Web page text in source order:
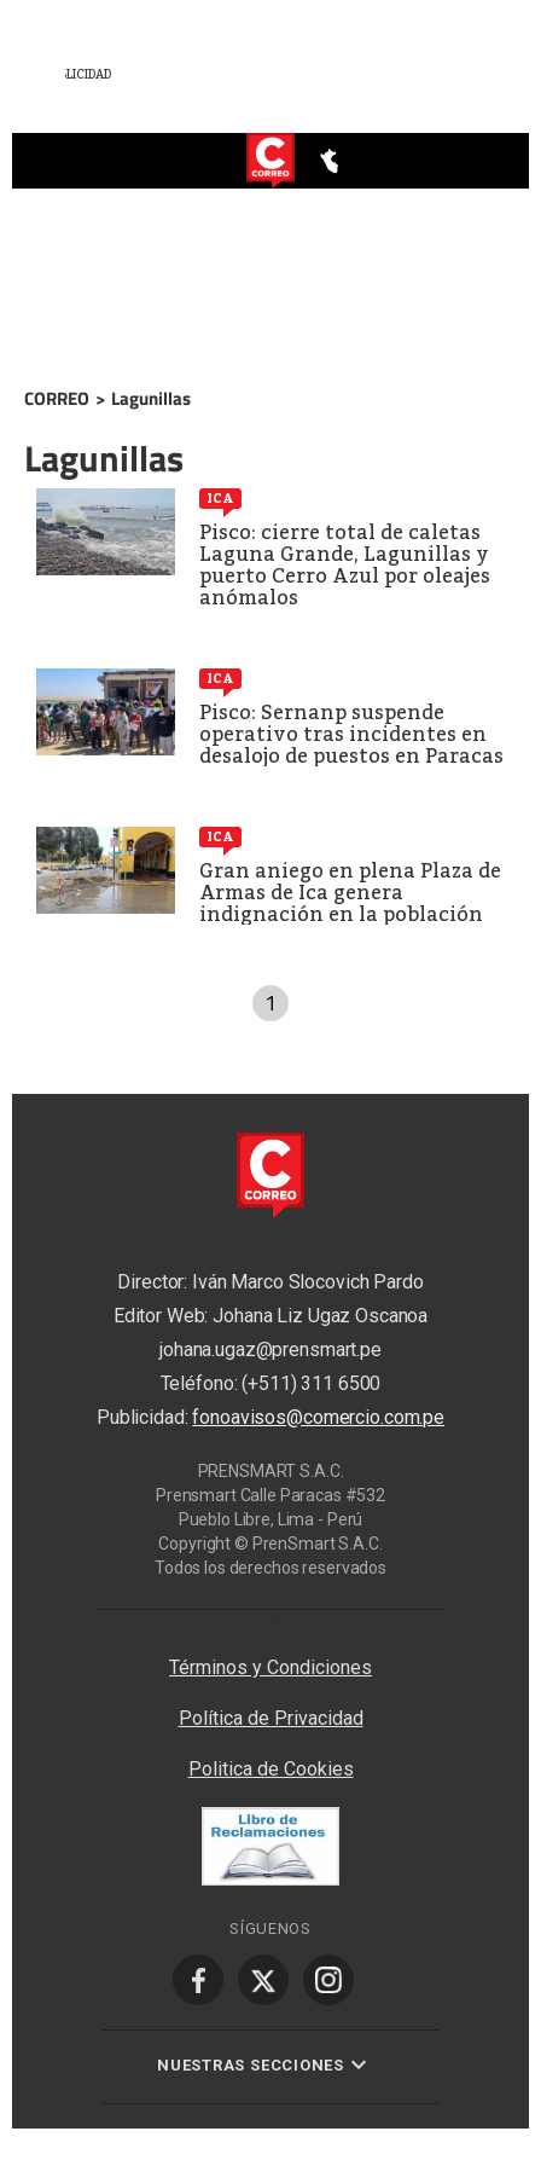
CORREO > Lagunillas
Lagunillas
ICA
Pisco: cierre total de caletas
Laguna Grande, Lagunillas y
puerto Cerro Azul por oleajes
anómalos
ICA
Pisco: Sernanp suspende
operativo tras incidentes en
desalojo de puestos en Paracas
ICA
Gran aniego en plena Plaza de
Armas de Ica genera
indignación en la población
1
Director: Iván Marco Slocovich Pardo
Editor Web: Johana Liz Ugaz Oscanoa
johana.ugaz@prensmart.pe
Teléfono: (+511) 311 6500
Publicidad:fonoavisos@comercio.com.pe
PRENSMART S.A.C.
Prensmart Calle Paracas #532
Pueblo Libre, Lima - Perú
Copyright © PrenSmart S.A.C.
Todos los derechos reservados
Términos y Condiciones
Política de Privacidad
Politica de Cookies
SÍGUENOS
NUESTRAS SECCIONES